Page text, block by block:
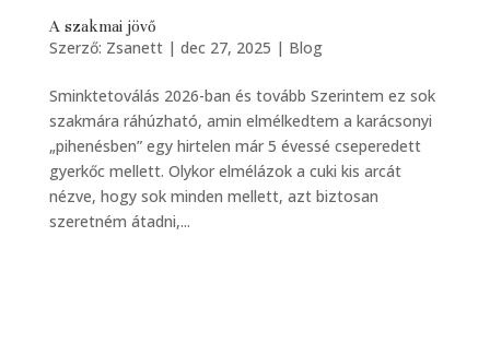
A szakmai jövő
Szerző: Zsanett| dec 27, 2025 | Blog
Sminktetoválás 2026-ban és tovább Szerintem ez sok
szakmára ráhúzható, amin elmélkedtem a karácsonyi
„pihenésben” egy hirtelen már 5 évessé cseperedett
gyerkőc mellett. Olykor elmélázok a cuki kis arcát
nézve, hogy sok minden mellett, azt biztosan
szeretném átadni,...